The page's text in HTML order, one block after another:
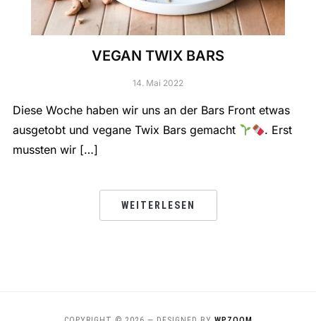
VEGAN TWIX BARS
14. Mai 2022
Diese Woche haben wir uns an der Bars Front etwas
ausgetobt und vegane Twix Bars gemacht
. Erst
mussten wir […]
WEITERLESEN